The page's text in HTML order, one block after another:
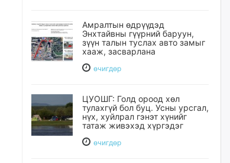
Амралтын өдрүүдэд
Энхтайвны гүүрний баруун,
зүүн талын туслах авто замыг
хааж, засварлана
өчигдѳр
ЦУОШГ: Голд ороод хөл
тулахгүй бол буц. Усны урсгал,
нүх, хуйлрал гэнэт хүнийг
татаж живэхэд хүргэдэг
өчигдѳр